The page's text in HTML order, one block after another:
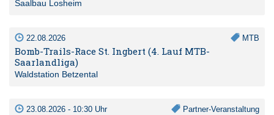
Saalbau Losheim
22.08.2026 MTB
Bomb-Trails-Race St. Ingbert (4. Lauf MTB-
Saarlandliga)
Waldstation Betzental
23.08.2026 - 10:30 Uhr Partner-Veranstaltung